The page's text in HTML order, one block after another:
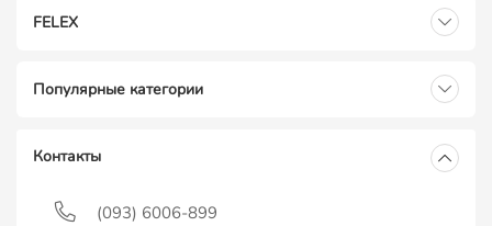
FELEX
Популярные категории
Контакты
(093) 6006-899